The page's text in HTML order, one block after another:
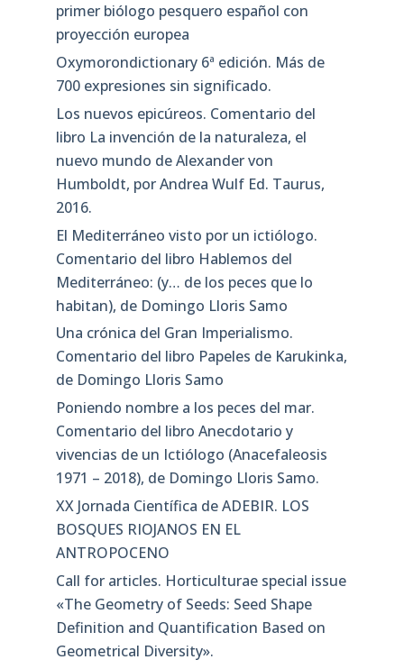
primer biólogo pesquero español con
proyección europea
Oxymorondictionary 6ª edición. Más de
700 expresiones sin significado.
Los nuevos epicúreos. Comentario del
libro La invención de la naturaleza, el
nuevo mundo de Alexander von
Humboldt, por Andrea Wulf Ed. Taurus,
2016.
El Mediterráneo visto por un ictiólogo.
Comentario del libro Hablemos del
Mediterráneo: (y… de los peces que lo
habitan), de Domingo Lloris Samo
Una crónica del Gran Imperialismo.
Comentario del libro Papeles de Karukinka,
de Domingo Lloris Samo
Poniendo nombre a los peces del mar.
Comentario del libro Anecdotario y
vivencias de un Ictiólogo (Anacefaleosis
1971 – 2018), de Domingo Lloris Samo.
XX Jornada Científica de ADEBIR. LOS
BOSQUES RIOJANOS EN EL
ANTROPOCENO
Call for articles. Horticulturae special issue
«The Geometry of Seeds: Seed Shape
Definition and Quantification Based on
Geometrical Diversity»​.